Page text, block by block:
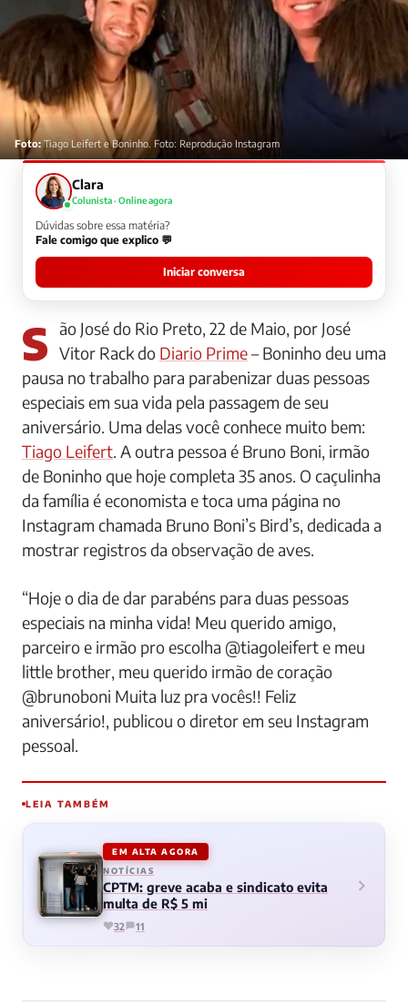
Foto:Tiago Leifert e Boninho. Foto: Reprodução Instagram
Clara
Colunista · Online agora
Dúvidas sobre essa matéria?
Fale comigo que explico 💬
Iniciar conversa
São José do Rio Preto, 22 de Maio, por José Vitor Rack do Diario Prime– Boninho deu uma
pausa no trabalho para parabenizar duas pessoas
especiais em sua vida pela passagem de seu
aniversário. Uma delas você conhece muito bem:
Tiago Leifert . A outra pessoa é Bruno Boni, irmão
de Boninho que hoje completa 35 anos. O caçulinha
da família é economista e toca uma página no
Instagram chamada Bruno Boni’s Bird’s, dedicada a
mostrar registros da observação de aves.
“Hoje o dia de dar parabéns para duas pessoas
especiais na minha vida! Meu querido amigo,
parceiro e irmão pro escolha @tiagoleifert e meu
little brother, meu querido irmão de coração
@brunoboni Muita luz pra vocês!! Feliz
aniversário!, publicou o diretor em seu Instagram
pessoal.
LEIA TAMBÉM
EM ALTA AGORA
NOTÍCIAS
CPTM: greve acaba e sindicato evita
multa de R$ 5 mi
32 11